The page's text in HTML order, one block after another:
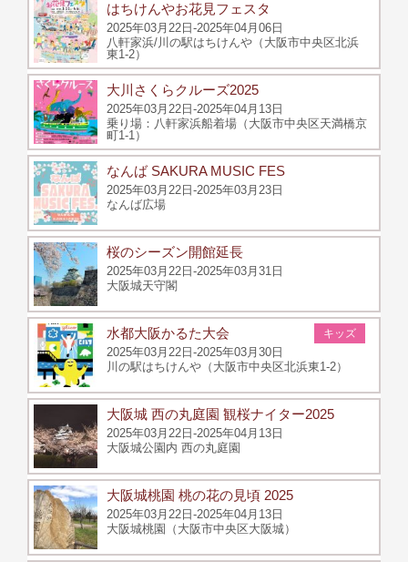
はちけんやお花見フェスタ
2025年03月22日-2025年04月06日
八軒家浜/川の駅はちけんや（大阪市中央区北浜
東1-2）
大川さくらクルーズ2025
2025年03月22日-2025年04月13日
乗り場：八軒家浜船着場（大阪市中央区天満橋京
町1-1）
なんば SAKURA MUSIC FES
2025年03月22日-2025年03月23日
なんば広場
桜のシーズン開館延長
2025年03月22日-2025年03月31日
大阪城天守閣
キッズ
水都大阪かるた大会
2025年03月22日-2025年03月30日
川の駅はちけんや（大阪市中央区北浜東1-2）
大阪城 西の丸庭園 観桜ナイター2025
2025年03月22日-2025年04月13日
大阪城公園内 西の丸庭園
大阪城桃園 桃の花の見頃 2025
2025年03月22日-2025年04月13日
大阪城桃園（大阪市中央区大阪城）